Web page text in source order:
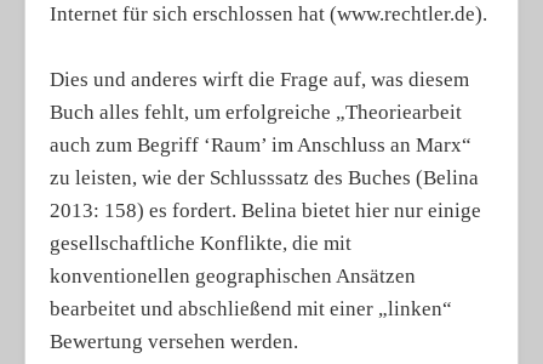
Internet für sich erschlossen hat (www.rechtler.de).
Dies und anderes wirft die Frage auf, was diesem
Buch alles fehlt, um erfolgreiche „Theoriearbeit
auch zum Begriff ‘Raum’ im Anschluss an Marx“
zu leisten, wie der Schlusssatz des Buches (Belina
2013: 158) es fordert. Belina bietet hier nur einige
gesellschaftliche Konflikte, die mit
konventionellen geographischen Ansätzen
bearbeitet und abschließend mit einer „linken“
Bewertung versehen werden.